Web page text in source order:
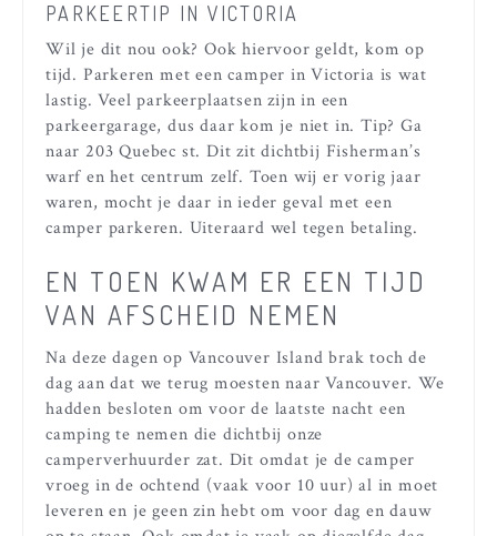
PARKEERTIP IN VICTORIA
Wil je dit nou ook? Ook hiervoor geldt, kom op
tijd. Parkeren met een camper in Victoria is wat
lastig. Veel parkeerplaatsen zijn in een
parkeergarage, dus daar kom je niet in. Tip? Ga
naar 203 Quebec st. Dit zit dichtbij Fisherman’s
warf en het centrum zelf. Toen wij er vorig jaar
waren, mocht je daar in ieder geval met een
camper parkeren. Uiteraard wel tegen betaling.
EN TOEN KWAM ER EEN TIJD
VAN AFSCHEID NEMEN
Na deze dagen op Vancouver Island brak toch de
dag aan dat we terug moesten naar Vancouver. We
hadden besloten om voor de laatste nacht een
camping te nemen die dichtbij onze
camperverhuurder zat. Dit omdat je de camper
vroeg in de ochtend (vaak voor 10 uur) al in moet
leveren en je geen zin hebt om voor dag en dauw